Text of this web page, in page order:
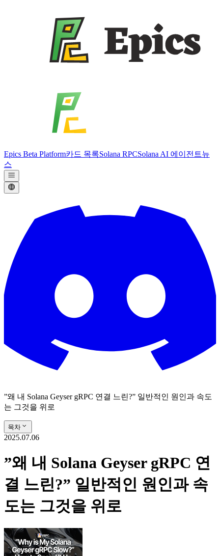
Epics Beta Platform카드 목록Solana RPCSolana AI 에이전트뉴
스
”왜 내 Solana Geyser gRPC 연결 느린?” 일반적인 원인과 속도
는 그것을 위로
목차
2025.07.06
”왜 내 Solana Geyser gRPC 연
결 느린?” 일반적인 원인과 속
도는 그것을 위로